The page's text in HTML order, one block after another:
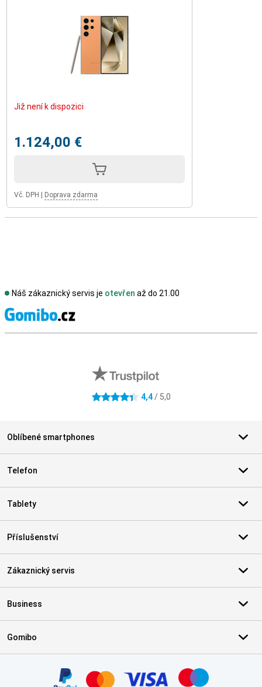
Již není k dispozici
1.124,00 €
Vč. DPH | Doprava zdarma
Náš zákaznický servis je otevřen až do 21.00
4.4 hvězdičky4,4/ 5,0
Oblíbené smartphones
Telefon
Tablety
Příslušenství
Zákaznický servis
Business
Gomibo